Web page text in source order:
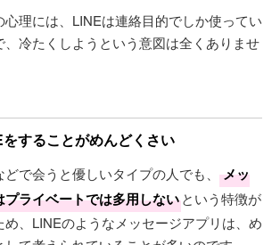
心理には、LINEは連絡目的でしか使ってい
、冷たくしようという意図は全くありませ
することがめんどくさい
で会うと優しいタイプの人でも、
メッ
ライベートでは多用しないという特徴が
め、LINEのようなメッセージアプリは、め